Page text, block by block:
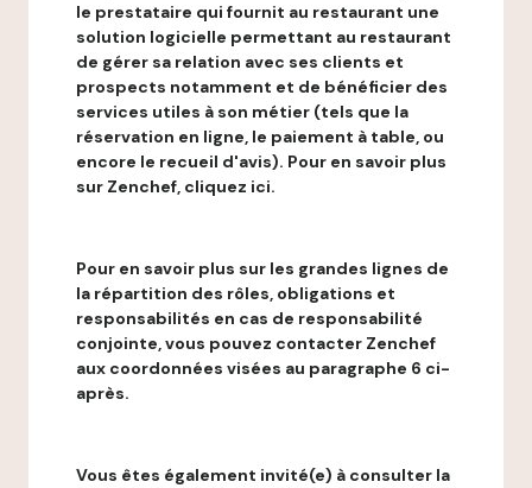
le prestataire qui fournit au restaurant une
solution logicielle permettant au restaurant
de gérer sa relation avec ses clients et
prospects notamment et de bénéficier des
services utiles à son métier (tels que la
réservation en ligne, le paiement à table, ou
encore le recueil d'avis). Pour en savoir plus
sur Zenchef, cliquez ici.
Pour en savoir plus sur les grandes lignes de
la répartition des rôles, obligations et
responsabilités en cas de responsabilité
conjointe, vous pouvez contacter Zenchef
aux coordonnées visées au paragraphe 6 ci-
après.
Vous êtes également invité(e) à consulter la